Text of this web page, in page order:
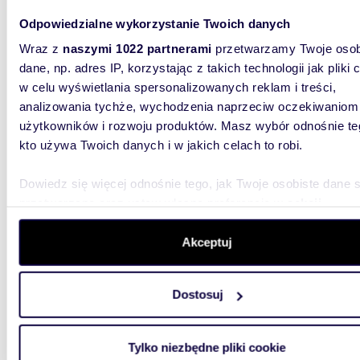
Odpowiedzialne wykorzystanie Twoich danych
Wraz z naszymi 1022 partnerami przetwarzamy Twoje
dane, np. adres IP, korzystając z takich technologii jak pliki
w celu wyświetlania spersonalizowanych reklam i treści,
analizowania tychże, wychodzenia naprzeciw oczekiwaniom
użytkowników i rozwoju produktów. Masz wybór odnośnie
kto używa Twoich danych i w jakich celach to robi.
Dowiedz się więcej odnośnie tego, jak Twoje osobiste dane
szczegółów. W Deklaracji plików cookie możesz zmienić
wycofać swoją zgodę w dowolnej chwili.
aby oferować funkcje społecznościowe i analizować ruch w
witrynie. Informacje o tym, jak korzystasz z naszej witryny,
analitycznym. Partnerzy mogą połączyć te informacje z
Akceptuj
Dostosuj
Tylko niezbędne pliki cookie
44m
Na sprzedaż 44 m² mieszkanie z basenem i